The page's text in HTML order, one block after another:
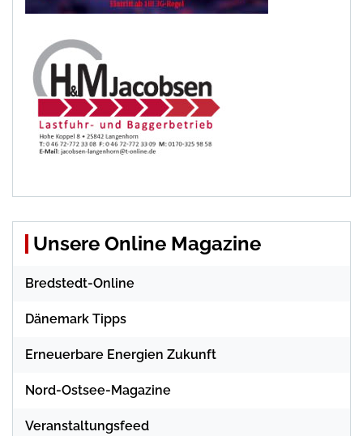
Unsere Online Magazine
Bredstedt-Online
Dänemark Tipps
Erneuerbare Energien Zukunft
Nord-Ostsee-Magazine
Veranstaltungsfeed